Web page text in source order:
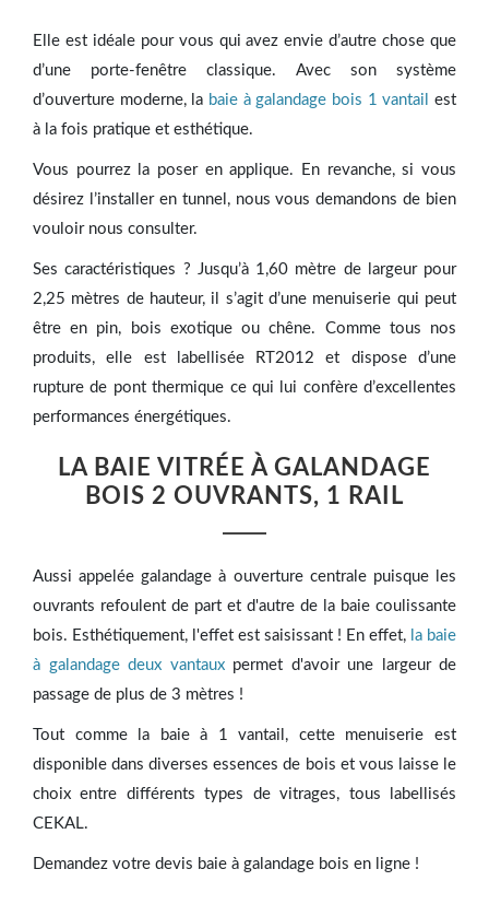
Elle est idéale pour vous qui avez envie d’autre chose que
d’une porte-fenêtre classique. Avec son système
d’ouverture moderne, la baie à galandage bois 1 vantail
est
à la fois pratique et esthétique.
Vous pourrez la poser en applique. En revanche, si vous
désirez l’installer en tunnel, nous vous demandons de bien
vouloir nous consulter.
Ses caractéristiques ? Jusqu’à 1,60 mètre de largeur pour
2,25 mètres de hauteur, il s’agit d’une menuiserie qui peut
être en pin, bois exotique ou chêne. Comme tous nos
produits, elle est labellisée RT2012 et dispose d’une
rupture de pont thermique ce qui lui confère d’excellentes
performances énergétiques.
LA BAIE VITRÉE À GALANDAGE
BOIS 2 OUVRANTS, 1 RAIL
Aussi appelée galandage à ouverture centrale puisque les
ouvrants refoulent de part et d'autre de la baie coulissante
bois. Esthétiquement, l'effet est saisissant ! En effet, la baie
à galandage deux vantauxpermet d'avoir une largeur de
passage de plus de 3 mètres !
Tout comme la baie à 1 vantail, cette menuiserie est
disponible dans diverses essences de bois et vous laisse le
choix entre différents types de vitrages, tous labellisés
CEKAL.
Demandez votre devis baie à galandage bois en ligne !